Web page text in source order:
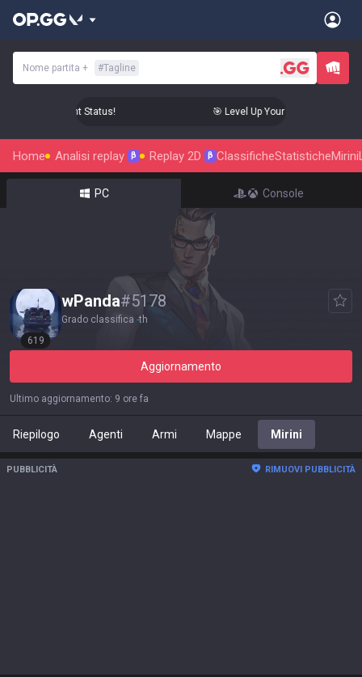
Nome partita + #Tagline
Aim to Radiant Status! 🎯 Level Up Your Aim to Radiant
Home Analisi replay β Replay 2D β ClassificheStatisticheMirini
PC Console
619
wPanda#5178
Grado classifica -th
Aggiornamento
Ultimo aggiornamento: 9 ore fa
Riepilogo Agenti Armi Mappe Mirini
PUBBLICITÀ RIMUOVI PUBBLICITÀ